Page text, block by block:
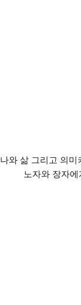
나와 삶 그리고 의미
노자와 장자